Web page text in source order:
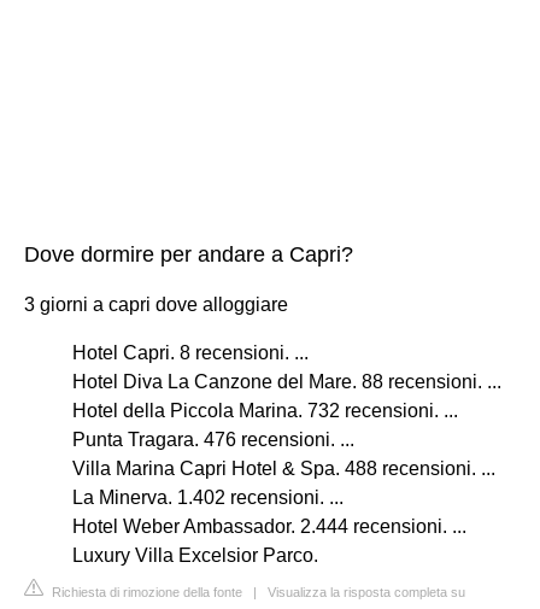
Dove dormire per andare a Capri?
3 giorni a capri dove alloggiare
Hotel Capri. 8 recensioni. ...
Hotel Diva La Canzone del Mare. 88 recensioni. ...
Hotel della Piccola Marina. 732 recensioni. ...
Punta Tragara. 476 recensioni. ...
Villa Marina Capri Hotel & Spa. 488 recensioni. ...
La Minerva. 1.402 recensioni. ...
Hotel Weber Ambassador. 2.444 recensioni. ...
Luxury Villa Excelsior Parco.
Richiesta di rimozione della fonte | Visualizza la risposta completa su